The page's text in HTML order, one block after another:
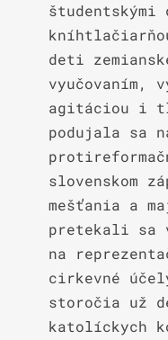
študentskými
deti
vyučovaním,
agitáciou i
podujala sa
slovenskom
mešťania a
pretekali sa v
na
cirkevné
storočia už
katolíckych